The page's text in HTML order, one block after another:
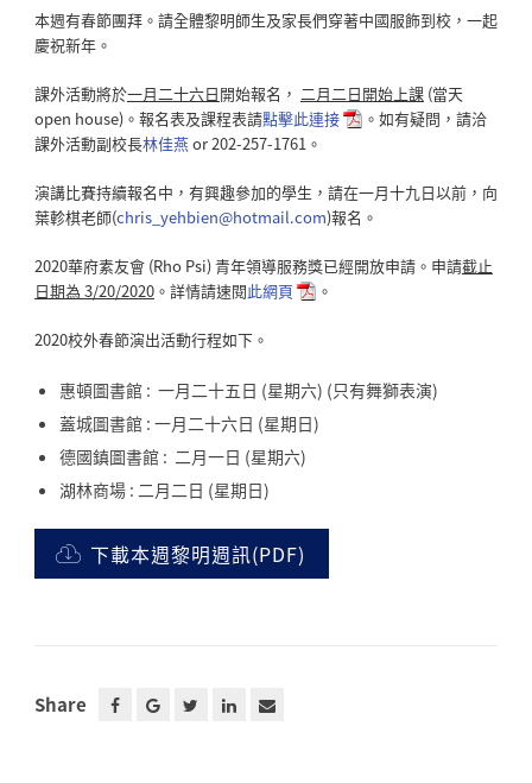
本週有春節團拜。請全體黎明師生及家長們穿著中國服飾到校，一起
慶祝新年。
課外活動將於一月二十六日開始報名， 二月二日開始上課(當天
open house)。報名表及課程表請點擊此連接
。如有疑問，請洽
課外活動副校長林佳燕or 202-257-1761。
演講比賽持續報名中，有興趣參加的學生，請在一月十九日以前，向
葉軫棋老師(chris_yehbien@hotmail.com)報名。
2020華府素友會 (Rho Psi) 青年領導服務獎已經開放申請。申請截止
日期為 3/20/2020。詳情請速閱此網頁 。
2020校外春節演出活動行程如下。
惠頓圖書館 : 一月二十五日 (星期六) (只有舞獅表演)
蓋城圖書館 : 一月二十六日 (星期日)
德國鎮圖書館 : 二月一日 (星期六)
湖林商場 : 二月二日 (星期日)
下載本週黎明週訊(PDF)
Share